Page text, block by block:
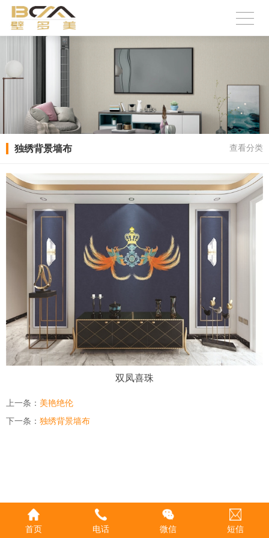
独绣背景墙布 查看分类
双凤喜珠
上一条： 美艳绝伦
下一条： 独绣背景墙布
首页 电话 微信 短信